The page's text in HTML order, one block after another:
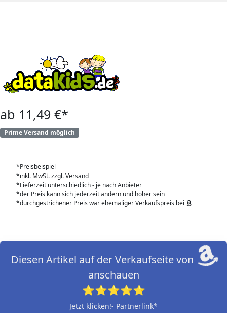
ab 11,49 €*
Prime Versand möglich
*Preisbeispiel
*inkl. MwSt. zzgl. Versand
*Lieferzeit unterschiedlich - je nach Anbieter
*der Preis kann sich jederzeit ändern und höher sein
*durchgestrichener Preis war ehemaliger Verkaufspreis bei
Diesen Artikel auf der Verkaufseite von
anschauen
⭐⭐⭐⭐⭐
Jetzt klicken!- Partnerlink*